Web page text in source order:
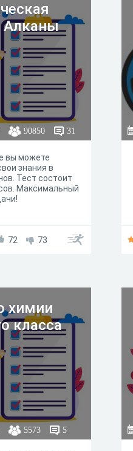
Алканы
90850 31
вы можете
знания в
Тест состоит
Максимальный
72 73
химии
класса
5573 5